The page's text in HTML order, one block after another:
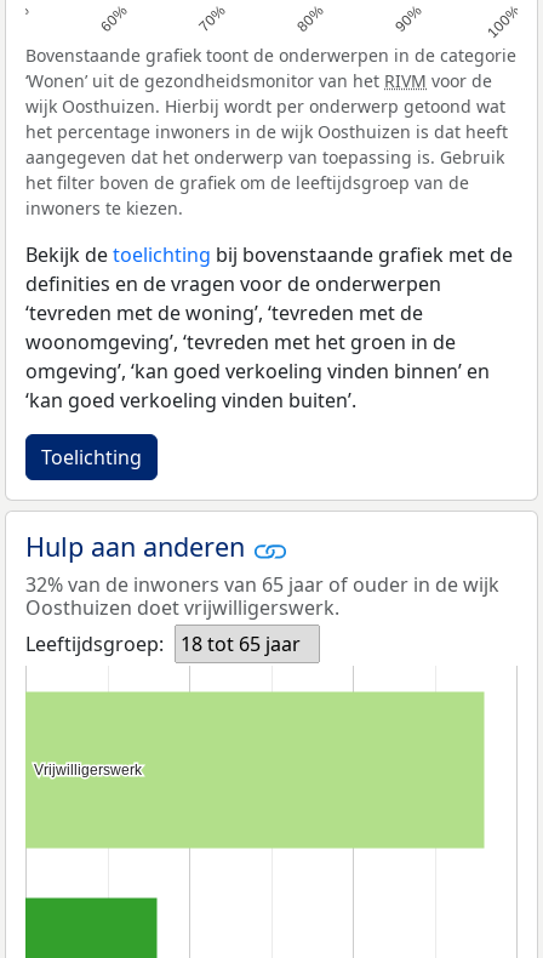
50% 60% 70% 80% 90% 100%
Bovenstaande grafiek toont de onderwerpen in de categorie
‘Wonen’ uit de gezondheidsmonitor van het RIVM voor de
wijk Oosthuizen. Hierbij wordt per onderwerp getoond wat
het percentage inwoners in de wijk Oosthuizen is dat heeft
aangegeven dat het onderwerp van toepassing is. Gebruik
het filter boven de grafiek om de leeftijdsgroep van de
inwoners te kiezen.
Bekijk detoelichting bij bovenstaande grafiek met de
definities en de vragen voor de onderwerpen
‘tevreden met de woning’, ‘tevreden met de
woonomgeving’, ‘tevreden met het groen in de
omgeving’, ‘kan goed verkoeling vinden binnen’ en
‘kan goed verkoeling vinden buiten’.
Toelichting
Hulp aan anderen
32% van de inwoners van 65 jaar of ouder in de wijk
Oosthuizen doet vrijwilligerswerk.
Leeftijdsgroep:
18 tot 65 jaar
Vrijwilligerswerk
Vrijwilligerswerk